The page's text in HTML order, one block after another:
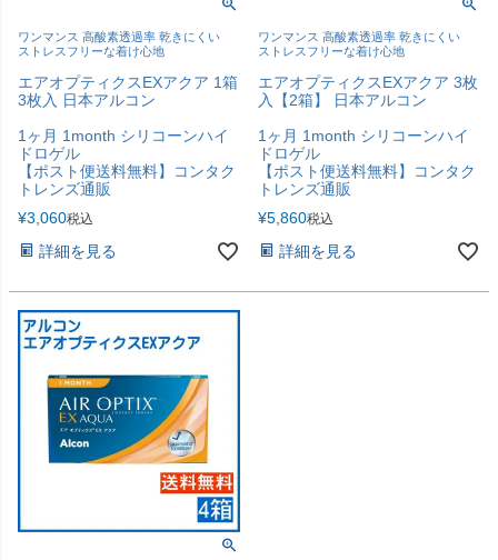
ワンマンス 高酸素透過率 乾きにくい
ストレスフリーな着け心地
エアオプティクスEXアクア 1箱
3枚入 日本アルコン
1ヶ月 1month シリコーンハイ
ドロゲル
【ポスト便送料無料】コンタク
トレンズ通販
¥3,060税込
詳細を見る
ワンマンス 高酸素透過率 乾きにくい
ストレスフリーな着け心地
エアオプティクスEXアクア 3枚
入【2箱】 日本アルコン
1ヶ月 1month シリコーンハイ
ドロゲル
【ポスト便送料無料】コンタク
トレンズ通販
¥5,860税込
詳細を見る